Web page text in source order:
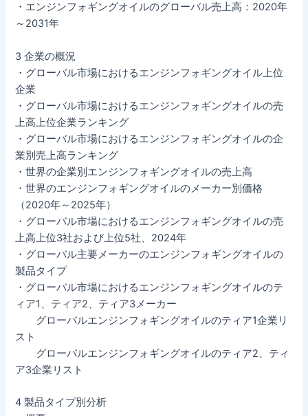
・エンジンフォギングオイルのグローバル売上高：2020年
～2031年
3 企業の概況
・グローバル市場におけるエンジンフォギングオイル上位
企業
・グローバル市場におけるエンジンフォギングオイルの売
上高上位企業ランキング
・グローバル市場におけるエンジンフォギングオイルの企
業別売上高ランキング
・世界の企業別エンジンフォギングオイルの売上高
・世界のエンジンフォギングオイルのメーカー別価格
（2020年～2025年）
・グローバル市場におけるエンジンフォギングオイルの売
上高上位3社および上位5社、2024年
・グローバル主要メーカーのエンジンフォギングオイルの
製品タイプ
・グローバル市場におけるエンジンフォギングオイルのテ
ィア1、ティア2、ティア3メーカー
グローバルエンジンフォギングオイルのティア1企業リ
スト
グローバルエンジンフォギングオイルのティア2、ティ
ア3企業リスト
4 製品タイプ別分析